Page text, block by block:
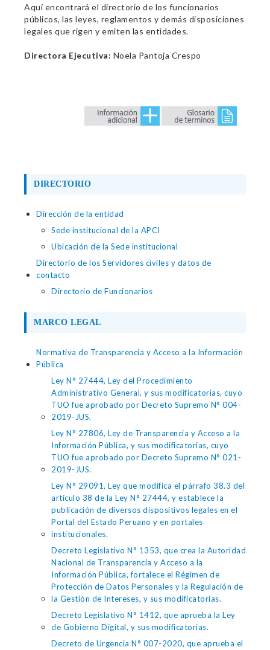
Aquí encontrará el directorio de los funcionarios
públicos, las leyes, reglamentos y demás disposiciones
legales que rigen y emiten las entidades.
Directora Ejecutiva: Noela Pantoja Crespo
DIRECTORIO
Dirección de la entidad
Sede institucional de la APCI
Ubicación de la Sede institucional
Directorio de los Servidores civiles y datos de
contacto
Directorio de Funcionarios
MARCO LEGAL
Normativa de Transparencia y Acceso a la Información
Pública
Ley N° 27444, Ley del Procedimiento
Administrativo General, y sus modificatorias, cuyo
TUO fue aprobado por Decreto Supremo N° 004-
2019-JUS.
Ley N° 27806, Ley de Transparencia y Acceso a la
Información Pública, y sus modificatorias, cuyo
TUO fue aprobado por Decreto Supremo N° 021-
2019-JUS.
Ley N° 29091, Ley que modifica el párrafo 38.3 del
artículo 38 de la Ley N° 27444, y establece la
publicación de diversos dispositivos legales en el
Portal del Estado Peruano y en portales
institucionales.
Decreto Legislativo N° 1353, que crea la Autoridad
Nacional de Transparencia y Acceso a la
Información Pública, fortalece el Régimen de
Protección de Datos Personales y la Regulación de
la Gestión de Intereses, y sus modificatorias.
Decreto Legislativo N° 1412, que aprueba la Ley
de Gobierno Digital, y sus modificatorias.
Decreto de Urgencia N° 007-2020, que aprueba el